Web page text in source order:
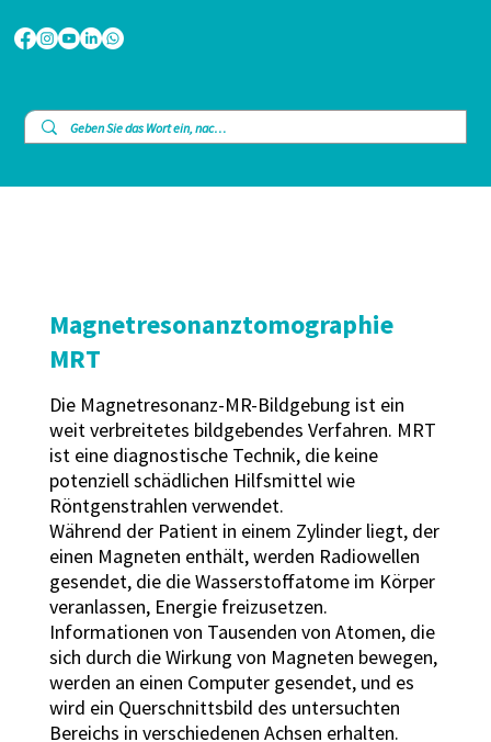
Magnetresonanztomographie
MRT
Die Magnetresonanz-MR-Bildgebung ist ein
weit verbreitetes bildgebendes Verfahren. MRT
ist eine diagnostische Technik, die keine
potenziell schädlichen Hilfsmittel wie
Röntgenstrahlen verwendet.
Während der Patient in einem Zylinder liegt, der
einen Magneten enthält, werden Radiowellen
gesendet, die die Wasserstoffatome im Körper
veranlassen, Energie freizusetzen.
Informationen von Tausenden von Atomen, die
sich durch die Wirkung von Magneten bewegen,
werden an einen Computer gesendet, und es
wird ein Querschnittsbild des untersuchten
Bereichs in verschiedenen Achsen erhalten.